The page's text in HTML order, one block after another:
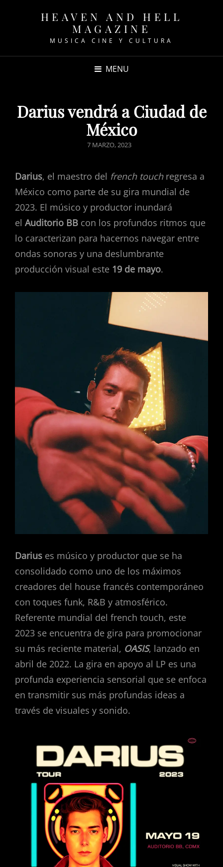
HEAVEN AND HELL
MAGAZINE
MUSICA CINE Y CULTURA
MENU
Darius vendrá a Ciudad de
México
POSTED
7 MARZO, 2023
Darius, el maestro del french touch regresa a
México como parte de su gira mundial de
2023. El músico y productor inundará
el Auditorio BB con los profundos ritmos que
lo caracterizan para hacernos navegar entre
ondas sonoras y una deslumbrante
producción visual este 19 de mayo.
Darius es músico y productor que se ha
consolidado como uno de los máximos
creadores del house francés contemporáneo
con toques funk, R&B y atmosférico.
Referente mundial del french touch, este
2023 se encuentra de gira para promocionar
su más reciente material, OASIS, lanzado en
abril de 2022. La gira en apoyo al LP es una
profunda experiencia sensorial que se enfoca
en transmitir sus más profundas ideas a
través de visuales y sonido.